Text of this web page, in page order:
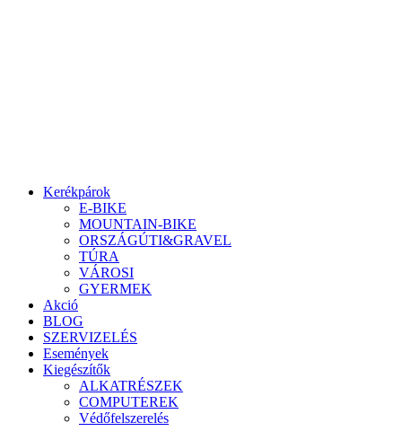
Kerékpárok
E-BIKE
MOUNTAIN-BIKE
ORSZÁGÚTI&GRAVEL
TÚRA
VÁROSI
GYERMEK
Akció
BLOG
SZERVIZELÉS
Események
Kiegészítők
ALKATRÉSZEK
COMPUTEREK
Védőfelszerelés